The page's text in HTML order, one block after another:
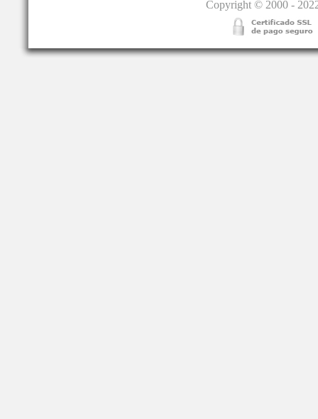
Copyright © 2000 -